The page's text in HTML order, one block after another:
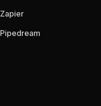
Zapier
Pipedream